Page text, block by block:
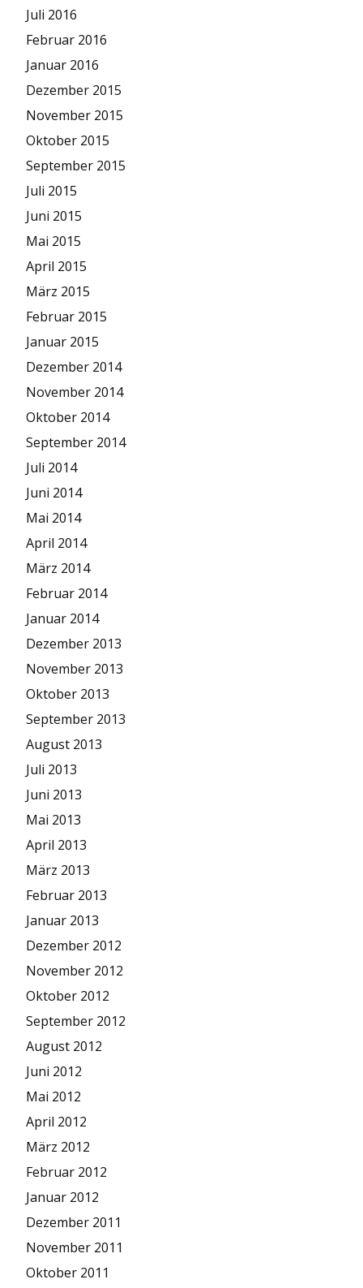
Juli 2016
Februar 2016
Januar 2016
Dezember 2015
November 2015
Oktober 2015
September 2015
Juli 2015
Juni 2015
Mai 2015
April 2015
März 2015
Februar 2015
Januar 2015
Dezember 2014
November 2014
Oktober 2014
September 2014
Juli 2014
Juni 2014
Mai 2014
April 2014
März 2014
Februar 2014
Januar 2014
Dezember 2013
November 2013
Oktober 2013
September 2013
August 2013
Juli 2013
Juni 2013
Mai 2013
April 2013
März 2013
Februar 2013
Januar 2013
Dezember 2012
November 2012
Oktober 2012
September 2012
August 2012
Juni 2012
Mai 2012
April 2012
März 2012
Februar 2012
Januar 2012
Dezember 2011
November 2011
Oktober 2011